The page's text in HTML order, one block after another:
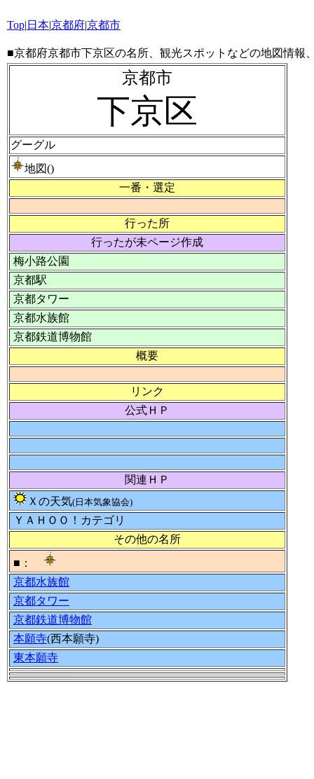
Top| 日本|京都府|京都市
■京都府京都市下京区の名所、観光スポットなどの地図情報
京都市
下京区
グーグル
地図()
一番・選定
行った所
行ったが未ページ作成
梅小路公園
京都駅
京都タワー
京都水族館
京都鉄道博物館
概要
リンク
公式ＨＰ
関連ＨＰ
Ｘの天気(日本気象協会)
ＹＡＨＯＯ！カテゴリ
その他の名所
■：
京都水族館
京都タワー
京都鉄道博物館
本願寺(西本願寺)
東本願寺